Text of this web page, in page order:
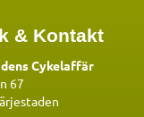
& Kontakt
Cykelaffär
67